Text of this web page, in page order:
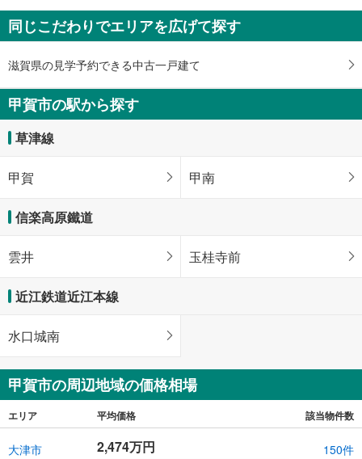
甲賀市甲南町耕心3丁目
450万円
未定
建物面積 -
近江鉄道近江本線 「貴生川」駅から1680m
同じこだわりでエリアを広げて探す
滋賀県の見学予約できる中古一戸建て
甲賀市の駅から探す
草津線
甲賀 甲南
信楽高原鐵道
雲井 玉桂寺前
近江鉄道近江本線
水口城南
甲賀市の周辺地域の価格相場
エリア 平均価格 該当物件数
大津市 2,474万円 150件